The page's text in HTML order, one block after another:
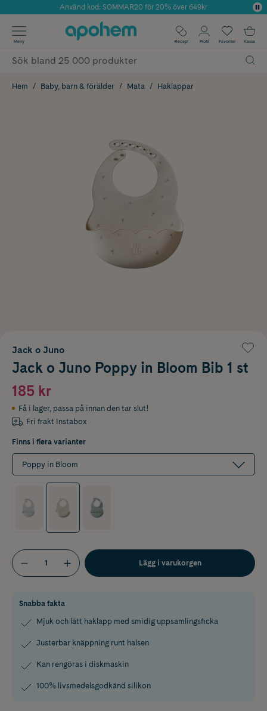
Årets Butik 2025 inom Skönhet
Använd kod: SOMMAR20 för 20% över 649kr
✓ Fri frakt
✓ Poäng på alla köp*
Meny Recept Profil Favoriter Kassa
Hem Baby, barn & förälder Mata Haklappar
Jack o Juno
Jack o Juno Poppy in Bloom Bib 1 st
185 kr
Få i lager, passa på innan den tar slut!
Fri frakt Instabox
Finns i flera varianter
Poppy in Bloom
Lägg i varukorgen
Snabba fakta
Mjuk och lätt haklapp med smidig uppsamlingsficka
Justerbar knäppning runt halsen
Kan rengöras i diskmaskin
100% livsmedelsgodkänd silikon